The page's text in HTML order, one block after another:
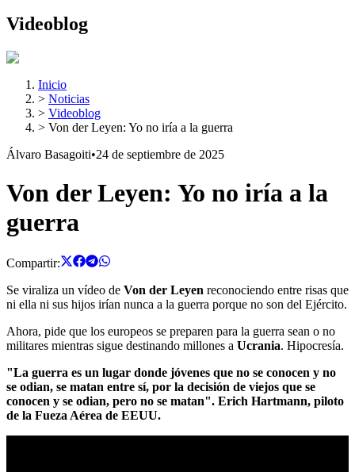
Videoblog
Inicio
> Noticias
> Videoblog
> Von der Leyen: Yo no iría a la guerra
Álvaro Basagoiti•24 de septiembre de 2025
Von der Leyen: Yo no iría a la
guerra
Compartir:
Se viraliza un vídeo de Von der Leyen reconociendo entre risas que
ni ella ni sus hijos irían nunca a la guerra porque no son del Ejército.
Ahora, pide que los europeos se preparen para la guerra sean o no
militares mientras sigue destinando millones a Ucrania. Hipocresía.
"La guerra es un lugar donde jóvenes que no se conocen y no
se odian, se matan entre sí, por la decisión de viejos que se
conocen y se odian, pero no se matan". Erich Hartmann, piloto
de la Fueza Aérea de EEUU.